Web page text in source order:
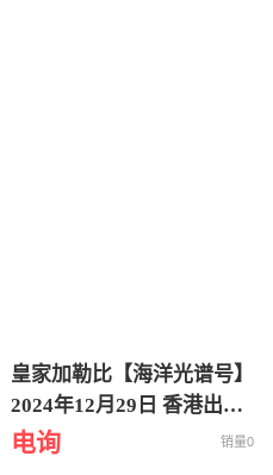
皇家加勒比【海洋光谱号】
2024年12月29日 香港出发
到日本冲绳 上海返回 6天5
电询 销量0